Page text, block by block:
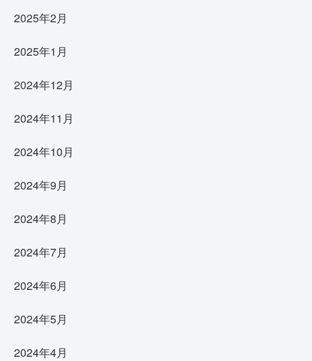
2025年2月
2025年1月
2024年12月
2024年11月
2024年10月
2024年9月
2024年8月
2024年7月
2024年6月
2024年5月
2024年4月